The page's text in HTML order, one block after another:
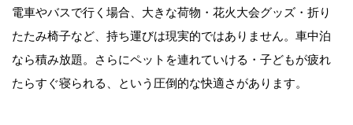
電車やバスで行く場合、大きな荷物・花火大会グッズ・折り
たたみ椅子など、持ち運びは現実的ではありません。車中泊
なら積み放題。さらにペットを連れていける・子どもが疲れ
たらすぐ寝られる、という圧倒的な快適さがあります。